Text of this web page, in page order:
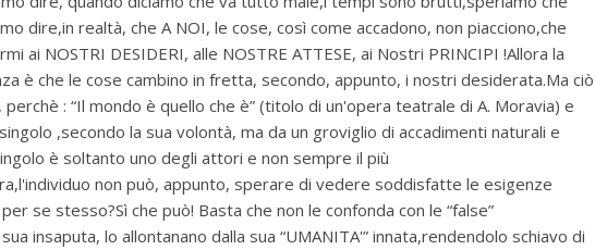
dire,in realtà, che A NOI, le cose, così come accadono, non piacciono,che
ai NOSTRI DESIDERI, alle NOSTRE ATTESE, ai Nostri PRINCIPI !Allora la
è che le cose cambino in fretta, secondo, appunto, i nostri desiderata.Ma ciò
: “Il mondo è quello che è” (titolo di un'opera teatrale di A. Moravia) e
,secondo la sua volontà, ma da un groviglio di accadimenti naturali e
è soltanto uno degli attori e non sempre il più
non può, appunto, sperare di vedere soddisfatte le esigenze
per se stesso?Sì che può! Basta che non le confonda con le “false”
insaputa, lo allontanano dalla sua “UMANITA'” innata,rendendolo schiavo di